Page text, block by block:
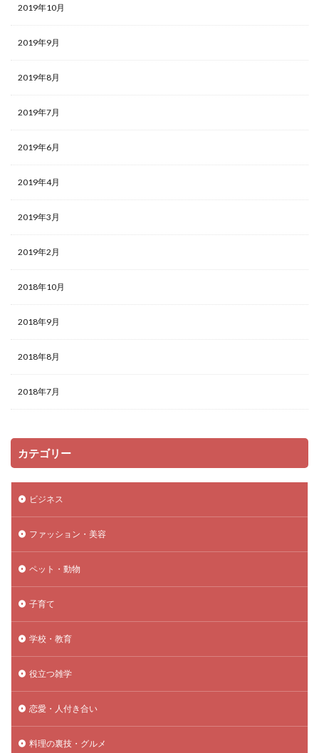
2019年10月
2019年9月
2019年8月
2019年7月
2019年6月
2019年4月
2019年3月
2019年2月
2018年10月
2018年9月
2018年8月
2018年7月
カテゴリー
ビジネス
ファッション・美容
ペット・動物
子育て
学校・教育
役立つ雑学
恋愛・人付き合い
料理の裏技・グルメ